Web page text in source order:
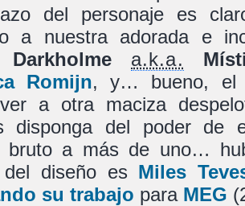
del personaje es
a nuestra adorada e
Darkholme
a.k.a.
Romijn, y… bueno, el
a otra maciza
disponga del poder de
bruto a más de uno…
diseño es Miles
su trabajo para MEG